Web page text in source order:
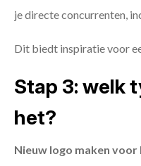
je directe concurrenten,
Dit biedt inspiratie voor
Stap 3: welk
het?
Nieuw logo maken voor